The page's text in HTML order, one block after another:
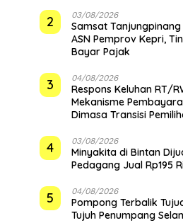
2 03/08/2026
Samsat
ASN Pemprov Kepri,
Bayar Pajak
3 04/08/2026
‎Respons Keluhan RT/
Mekanisme
Dimasa Transisi
4 03/08/2026
Minyakita di Bintan
Pedagang Jual Rp195
5 04/08/2026
Pompong Terbalik
Tujuh Penumpang